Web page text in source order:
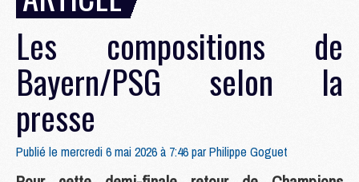
Les compositions de
Bayern/PSG selon la
presse
Publié le mercredi 6 mai 2026 à 7:46 parPhilippe Goguet